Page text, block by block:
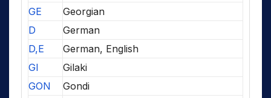
GE
Georgian
D
German
D,E
German, English
GI
Gilaki
GON
Gondi